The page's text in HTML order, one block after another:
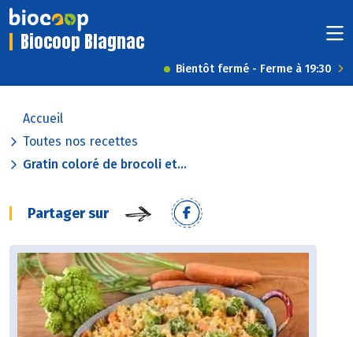
Biocoop Blagnac
Bientôt fermé - Ferme à 19:30
Accueil
Toutes nos recettes
Gratin coloré de brocoli et...
Partager sur